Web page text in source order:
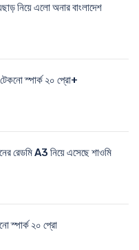
নিয়ে এলো অনার বাংলাদেশ
টেকনো স্পার্ক ২০ প্রো+
রেডমি A3 নিয়ে এসেছে শাওমি
স্পার্ক ২০ প্রো